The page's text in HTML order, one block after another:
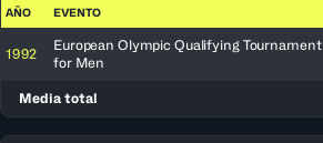
AÑO EVENTO
1992
European Olympic Qualifying Tournament
for Men
Media total